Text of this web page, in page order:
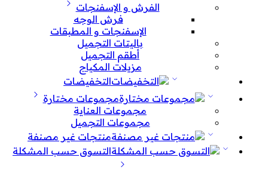
الفرش و الإسفنجات
فرش الوجه
الإسفنجات و المطبقات
باليتات التجميل
أطقم التجميل
مزيلات المكياج
التخفيضات
مجموعات مختارة
مجموعات العناية
مجموعات التجميل
منتجات غير مصنفة
التسوق حسب المشكلة